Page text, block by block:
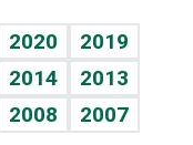
2020
2019
2014
2013
2008
2007